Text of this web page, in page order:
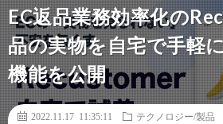
EC返品業務効率化の
品の実物を自宅で手軽
機能を公開
2022.11.17 11:35:11
テクノロジー/製品